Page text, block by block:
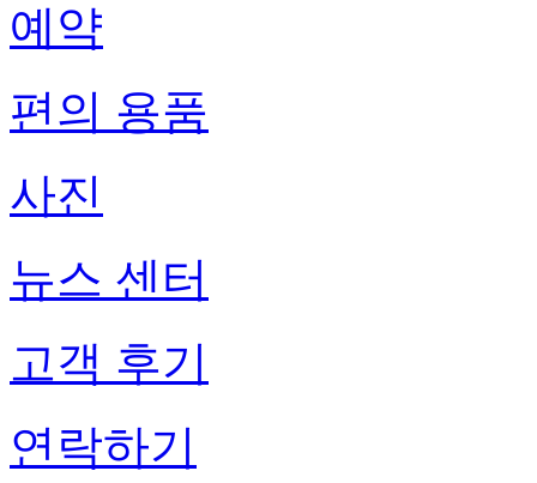
예약
편의 용품
사진
뉴스 센터
고객 후기
연락하기